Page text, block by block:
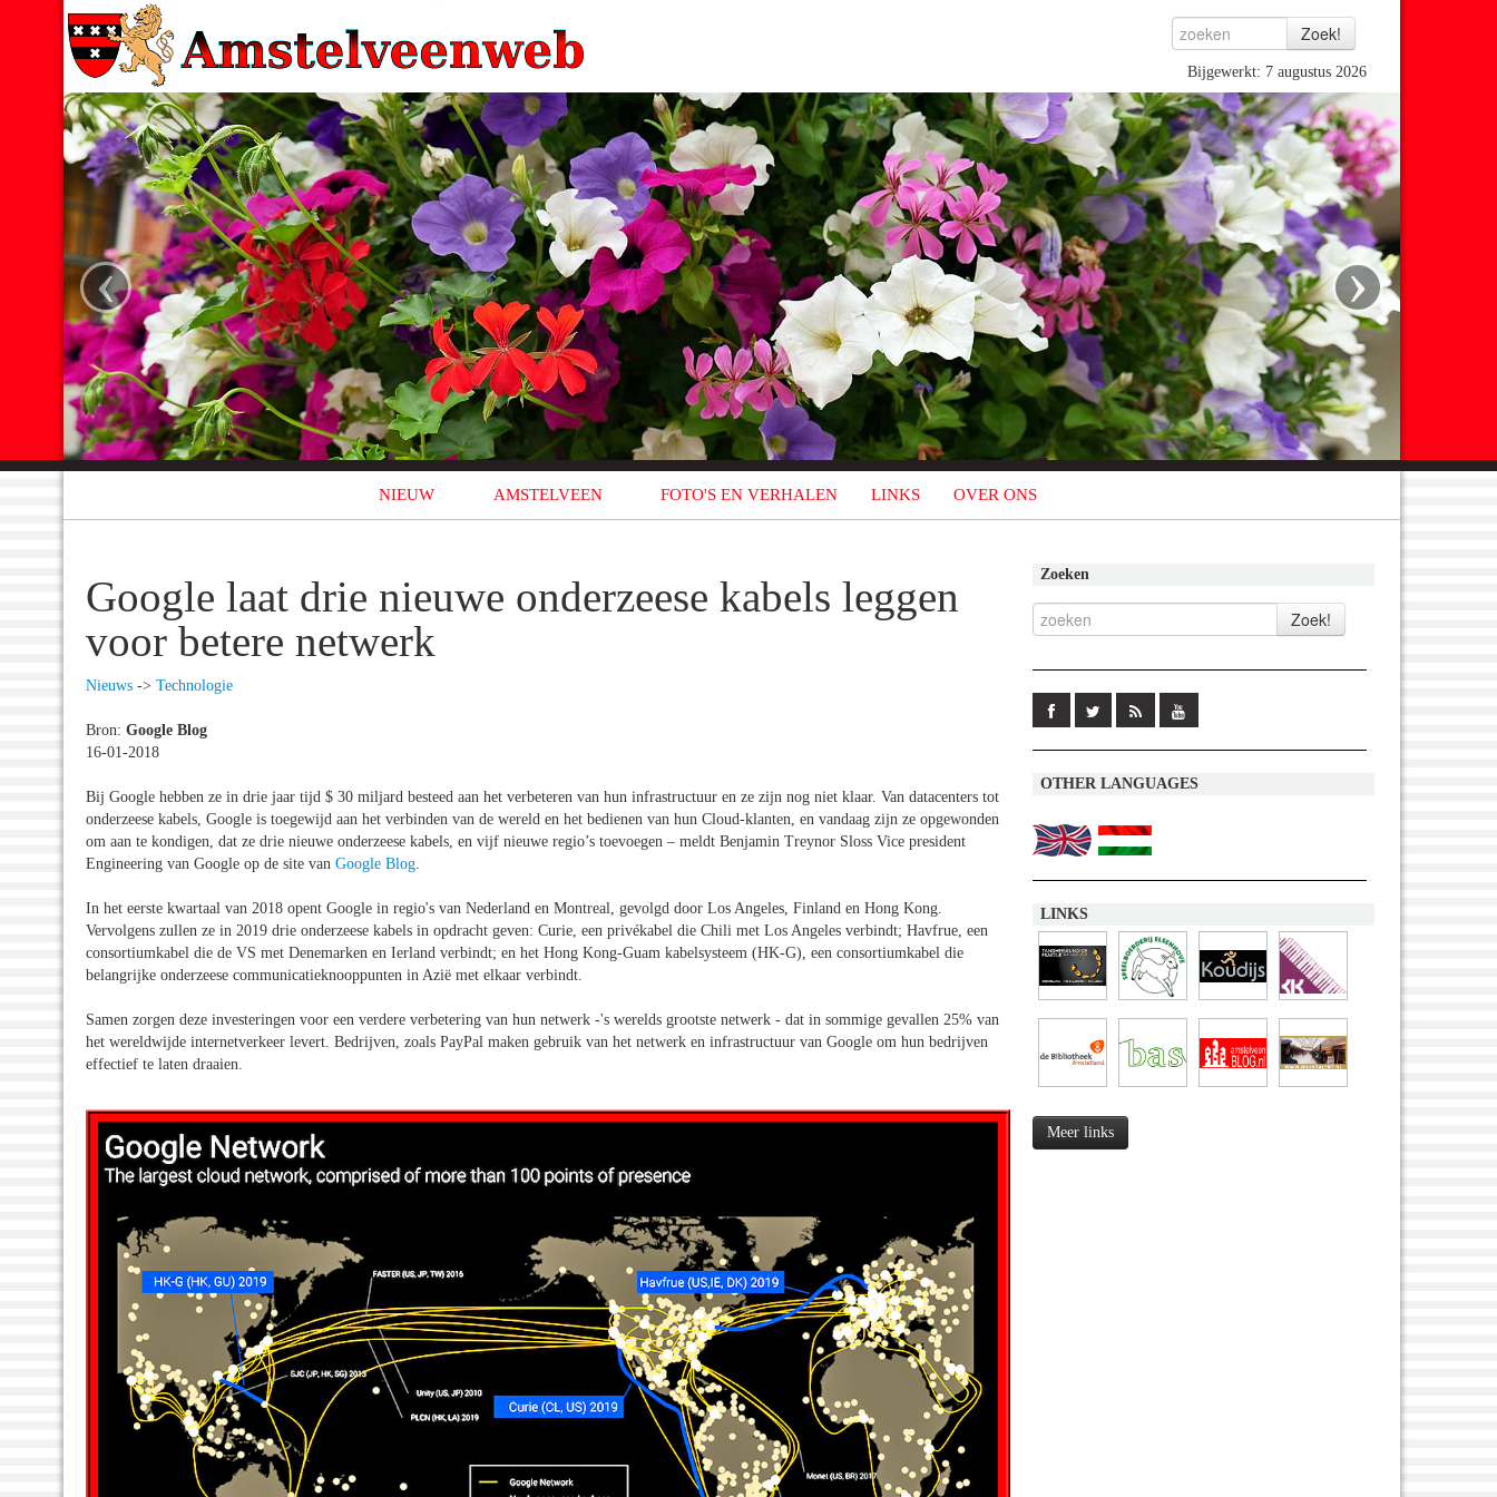
Bijgewerkt: 7 augustus 2026
‹ ›
NIEUW AMSTELVEEN FOTO'S EN VERHALEN LINKS OVER ONS
Google laat drie nieuwe onderzeese kabels leggen
voor betere netwerk
Nieuws -> Technologie
Bron: Google Blog
16-01-2018
Bij Google hebben ze in drie jaar tijd $ 30 miljard besteed aan het verbeteren van hun infrastructuur en ze zijn nog niet klaar. Van datacenters tot
onderzeese kabels, Google is toegewijd aan het verbinden van de wereld en het bedienen van hun Cloud-klanten, en vandaag zijn ze opgewonden
om aan te kondigen, dat ze drie nieuwe onderzeese kabels, en vijf nieuwe regio’s toevoegen – meldt Benjamin Treynor Sloss Vice president
Engineering van Google op de site van Google Blog
In het eerste kwartaal van 2018 opent Google in regio's van Nederland en Montreal, gevolgd door Los Angeles, Finland en Hong Kong.
Vervolgens zullen ze in 2019 drie onderzeese kabels in opdracht geven: Curie, een privékabel die Chili met Los Angeles verbindt; Havfrue, een
consortiumkabel die de VS met Denemarken en Ierland verbindt; en het Hong Kong-Guam kabelsysteem (HK-G), een consortiumkabel die
belangrijke onderzeese communicatieknooppunten in Azië met elkaar verbindt.
Samen zorgen deze investeringen voor een verdere verbetering van hun netwerk -'s werelds grootste netwerk - dat in sommige gevallen 25% van
het wereldwijde internetverkeer levert. Bedrijven, zoals PayPal maken gebruik van het netwerk en infrastructuur van Google om hun bedrijven
effectief te laten draaien.
Zoeken
OTHER LANGUAGES
LINKS
Meer links